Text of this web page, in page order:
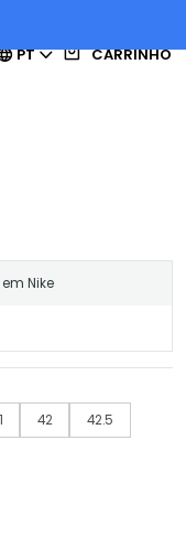
PT CARRINHO
Nike
42 42.5